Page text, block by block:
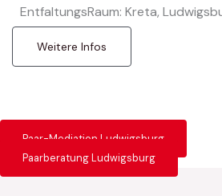
EntfaltungsRaum: Kreta,
Weitere Infos
Paar-Mediation Ludwigsburg
Paarberatung Ludwigsburg